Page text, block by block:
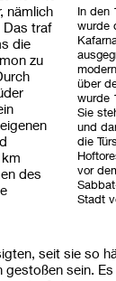
nämlich
Das traf
die
zu
des
In den
wurde
über
wurde
Sie
und
die
vor
Stadt
seit sie so
sein.